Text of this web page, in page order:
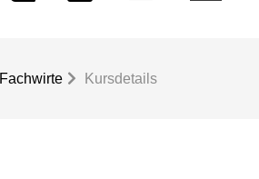
Fachwirte Kursdetails